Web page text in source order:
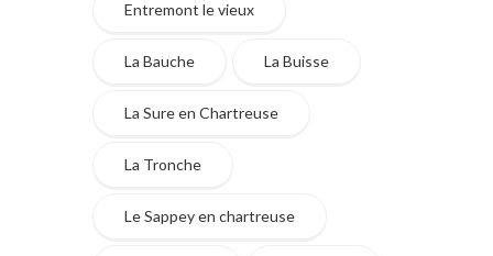
Entremont le vieux
La Bauche La Buisse
La Sure en Chartreuse
La Tronche
Le Sappey en chartreuse